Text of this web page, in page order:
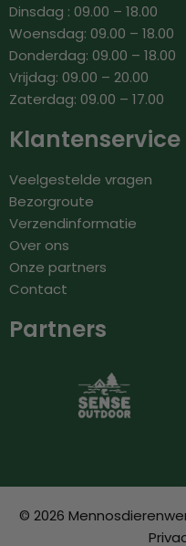
Dinsdag : 09.00 – 18.00
Woensdag: 09.00 – 18.00
Donderdag: 09.00 – 18.00
Vrijdag: 09.00 – 20.00
Zaterdag: 09.00 – 17.00
Klantenservice
Veelgestelde vragen
Bezorgroute
Verzendinformatie
Over ons
Onze partners
Contact
Partners
© 2026